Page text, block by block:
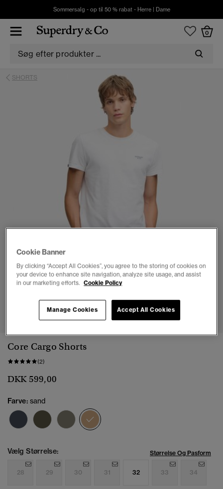
Sommersalg - op til 50 % rabat - Herre| Dame
0
SHORTS
1 5
Core Cargo Shorts
(2)
DKK 599,00
Farve: sand
Vælg Størrelse: Størrelse Og Pasform
28 29 30 31 32 33 34
Cookie Banner
By clicking “Accept All Cookies”, you agree to the storing of cookies on
your device to enhance site navigation, analyze site usage, and assist
in our marketing efforts. Cookie Policy
Accept All Cookies
Manage Cookies